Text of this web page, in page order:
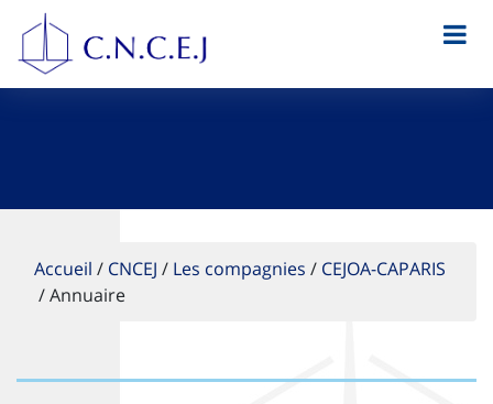
Accueil / CNCEJ / Les compagnies / CEJOA-CAPARIS
/Annuaire